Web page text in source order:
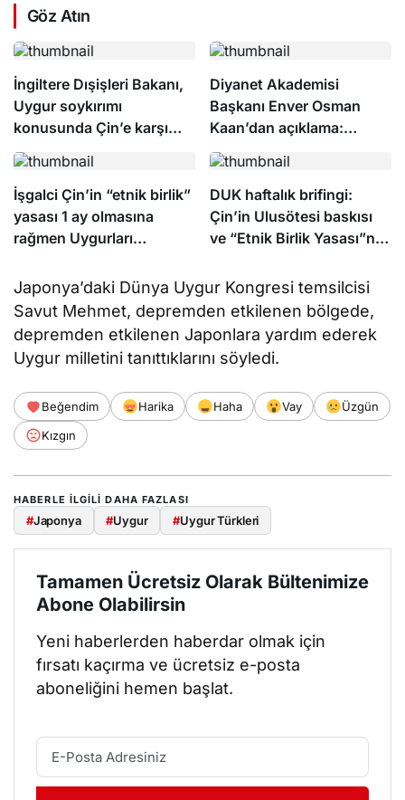
Göz Atın
İngiltere Dışişleri Bakanı,
Uygur soykırımı
konusunda Çin’e karşı
tavır alması yönündeki
çağrılarla karşı karşıya
Diyanet Akademisi
Başkanı Enver Osman
Kaan’dan açıklama:
“Uygur kardeşlerim
hakkını helal etsin”
İşgalci Çin’in “etnik birlik”
yasası 1 ay olmasına
rağmen Uygurları
etkiliyor
DUK haftalık brifingi:
Çin’in Ulusötesi baskısı
ve “Etnik Birlik Yasası”na
Japonya’daki Dünya Uygur Kongresi temsilcisi
Savut Mehmet, depremden etkilenen bölgede,
depremden etkilenen Japonlara yardım ederek
Uygur milletini tanıttıklarını söyledi.
Beğendim Harika Haha Vay
Üzgün
Kızgın
HABERLE ILGILI DAHA FAZLASI
#Japonya #Uygur #Uygur Türkleri
Tamamen Ücretsiz Olarak Bültenimize
Abone Olabilirsin
Yeni haberlerden haberdar olmak için
fırsatı kaçırma ve ücretsiz e-posta
aboneliğini hemen başlat.